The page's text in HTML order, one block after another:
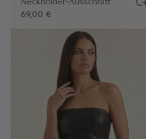
69,00 €